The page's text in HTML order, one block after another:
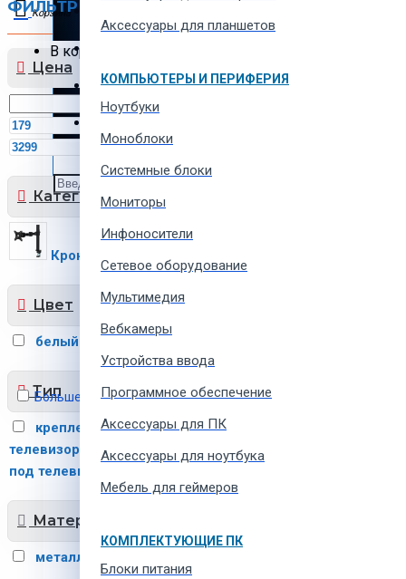
Больше не показывать это сообщение
Спорт товары, отдых и кемпинг
Корзина
В корзине пусто!
Аксессуары для планшетов
КОМПЬЮТЕРЫ И ПЕРИФЕРИЯ
Ноутбуки
Моноблоки
Системные блоки
Мониторы
Инфоносители
Сетевое оборудование
Мультимедия
Вебкамеры
Устройства ввода
Программное обеспечение
Аксессуары для ПК
Аксессуары для ноутбука
Мебель для геймеров
КОМПЛЕКТУЮЩИЕ ПК
Блоки питания
ФИЛЬТР
Цена
Категории
Кронштейны
Цвет
белый чёрный
Тип
крепление настенное для
телевизора
15
подставки
под телевизор
Материал
металл